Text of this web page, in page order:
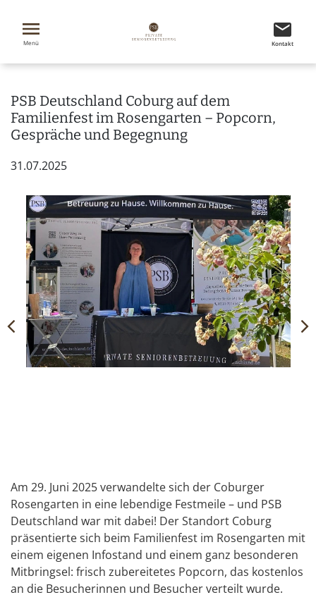
Menü Kontakt
PSB Deutschland Coburg auf dem
Familienfest im Rosengarten – Popcorn,
Gespräche und Begegnung
31.07.2025
Am 29. Juni 2025 verwandelte sich der Coburger
Rosengarten in eine lebendige Festmeile – und PSB
Deutschland war mit dabei! Der Standort Coburg
präsentierte sich beim Familienfest im Rosengarten mit
einem eigenen Infostand und einem ganz besonderen
Mitbringsel: frisch zubereitetes Popcorn, das kostenlos
an die Besucherinnen und Besucher verteilt wurde.